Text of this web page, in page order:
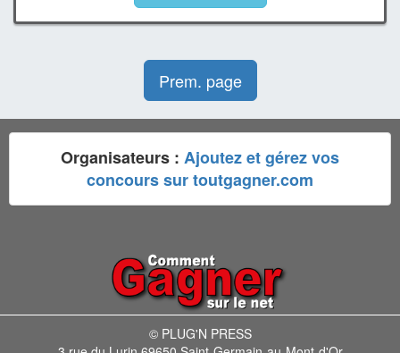
Prem. page
Organisateurs : Ajoutez et gérez vos
concours sur toutgagner.com
© PLUG'N PRESS